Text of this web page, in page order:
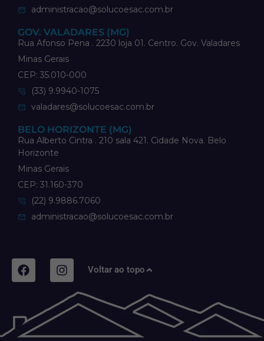
administracao@solucoesac.com.br
GOV. VALADARES (MG)
Rua Afonso Pena . 2230 loja 01. Centro. Gov. Valadares
Minas Gerais
CEP: 35.010-000
(33) 9.9940-1075
valadares@solucoesac.com.br
BELO HORIZONTE (MG)
Rua Alberto Cintra . 210 sala 421. Cidade Nova. Belo
Horizonte
Minas Gerais
CEP: 31.160-370
(22) 9.9886.7060
administracao@solucoesac.com.br
Voltar ao topo